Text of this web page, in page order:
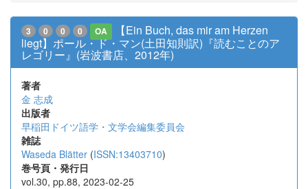
3 0 0 0 OA
【Ein Buch, das mir am Herzen
liegt】ポール・ド・マン(土田知則訳)『読むことのア
レゴリー』(岩波書店、2012年)
著者
金 志成
出版者
早稲田ドイツ語学・文学会編集委員会
雑誌
Waseda Blätter (ISSN:13403710)
巻号頁・発行日
vol.30, pp.88, 2023-02-25